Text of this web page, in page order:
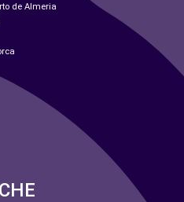
de Almeria